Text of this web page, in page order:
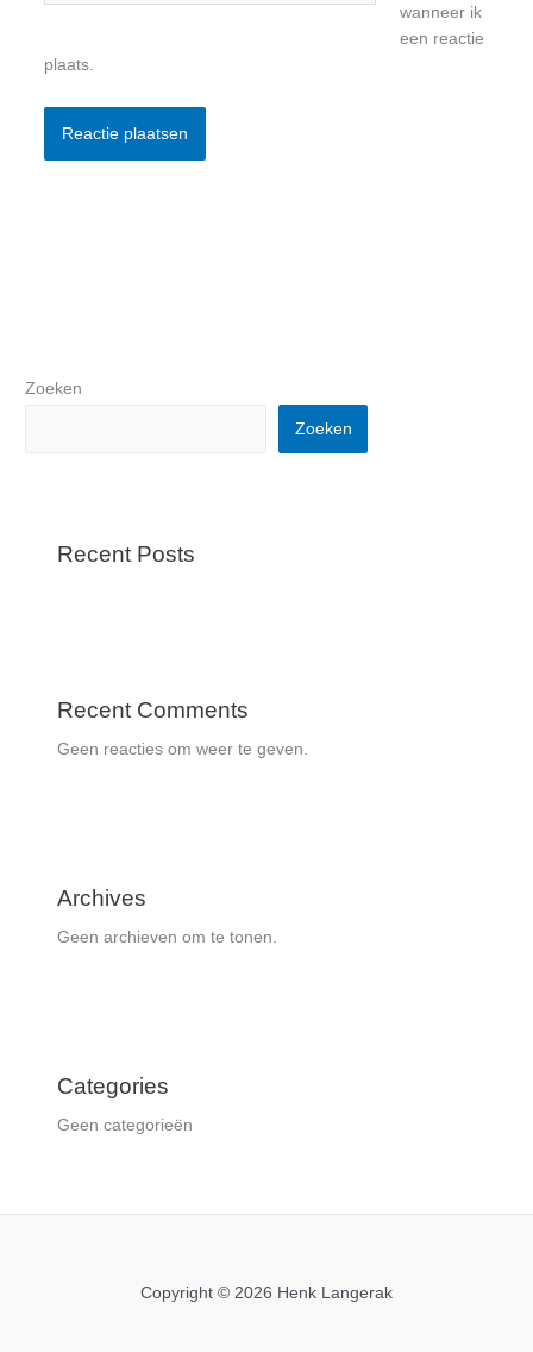
wanneer ik
een reactie
plaats.
Zoeken
Zoeken
Recent Posts
Recent Comments
Geen reacties om weer te geven.
Archives
Geen archieven om te tonen.
Categories
Geen categorieën
Copyright © 2026 Henk Langerak